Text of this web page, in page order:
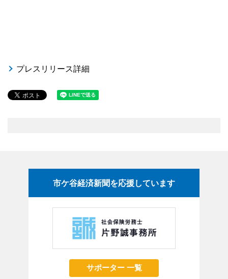
プレスリリース詳細
市ケ谷経済新聞を応援しています
サポーター 一覧